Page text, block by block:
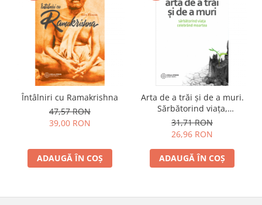
Întâlniri cu Ramakrishna
47,57 RON
39,00 RON
ADAUGĂ ÎN COȘ
Arta de a trăi și de a muri.
Sărbătorind viața,
celebrând moartea
31,71 RON
26,96 RON
ADAUGĂ ÎN COȘ